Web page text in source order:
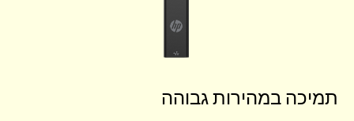
תמיכה במהירות גבוהה